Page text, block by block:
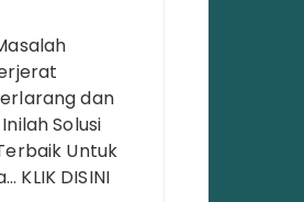
dan
Solusi
Untuk
KLIK DISINI